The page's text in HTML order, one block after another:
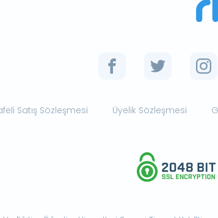
Satış Sözleşmesi Üyelik Sözleşmesi